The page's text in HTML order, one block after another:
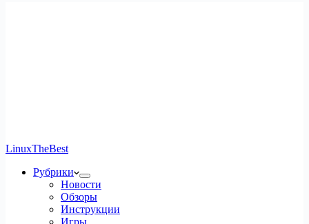
LinuxTheBest
Рубрики
Новости
Обзоры
Инструкции
Игры